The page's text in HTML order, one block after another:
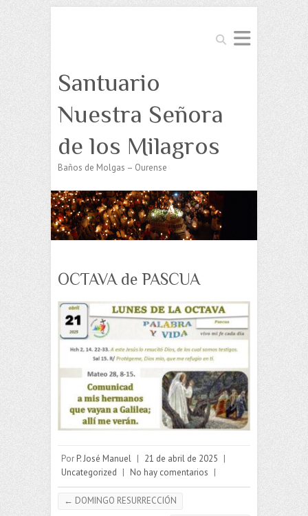
Buscar
Santuario
Nuestra Señora
de los Milagros
Baños de Molgas – Ourense
OCTAVA de PASCUA
Por P. José Manuel | 21 de abril de 2025 |
Uncategorized | No hay comentarios |
← DOMINGO RESURRECCIÓN